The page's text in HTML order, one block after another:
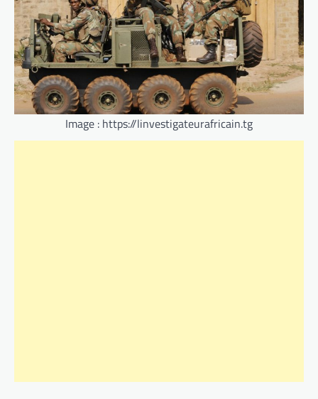
Image : https://linvestigateurafricain.tg